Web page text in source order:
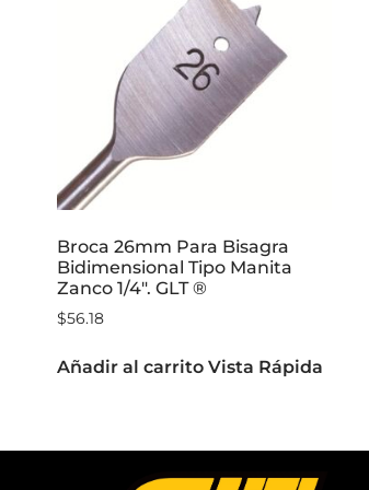
Broca 26mm Para Bisagra
Bidimensional Tipo Manita
Zanco 1/4″. GLT ®
$56.18
Añadir al carrito Vista Rápida